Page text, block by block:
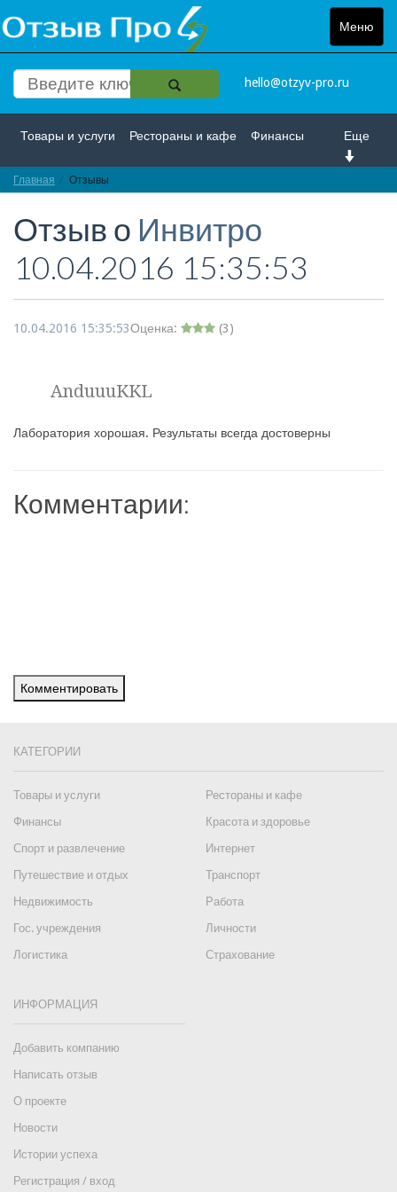
Меню
Toggle
hello@otzyv-pro.ru
Еще
Товары и услуги Рестораны и кафе Финансы
Красота и здоровье
Интернет Путешествие и отдых Транспорт
Недвижимость Работа Гос. учреждения
Главная Отзывы
Отзыв о Инвитро
10.04.2016 15:35:53
10.04.2016 15:35:53Оценка: (3)
AnduuuKKL
Лаборатория хорошая. Результаты всегда достоверны
Комментарии:
Комментировать
КАТЕГОРИИ
Товары и услуги
Рестораны и кафе
Финансы
Красота и здоровье
Спорт и развлечение
Интернет
Путешествие и отдых
Транспорт
Недвижимость
Работа
Гос. учреждения
Личности
Логистика
Страхование
ИНФОРМАЦИЯ
Добавить компанию
Написать отзыв
О проекте
Новости
Истории успеха
Регистрация / вход